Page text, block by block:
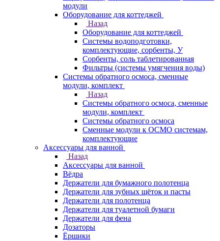
модули
Оборудование для коттеджей
Назад
Оборудование для коттеджей
Системы водоподготовки,
комплектующие, сорбенты, У
Сорбенты, соль таблетированная
Фильтры (системы умягчения воды)
Системы обратного осмоса, сменные
модули, комплект
Назад
Системы обратного осмоса, сменные
модули, комплект
Системы обратного осмоса
Сменные модули к ОСМО системам,
комплектующие
Аксессуары для ванной
Назад
Аксессуары для ванной
Вёдра
Держатели для бумажного полотенца
Держатели для зубных щёток и пасты
Держатели для полотенца
Держатели для туалетной бумаги
Держатели для фена
Дозаторы
Ёршики